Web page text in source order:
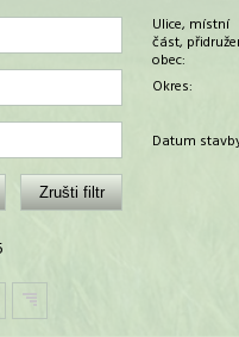
Ulice, místní
část,
obec:
Okres:
Datum